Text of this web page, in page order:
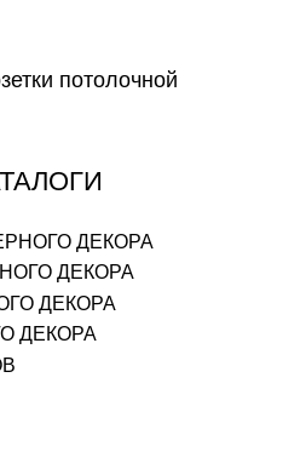
потолочной
ДЕКОРА
ДЕКОРА